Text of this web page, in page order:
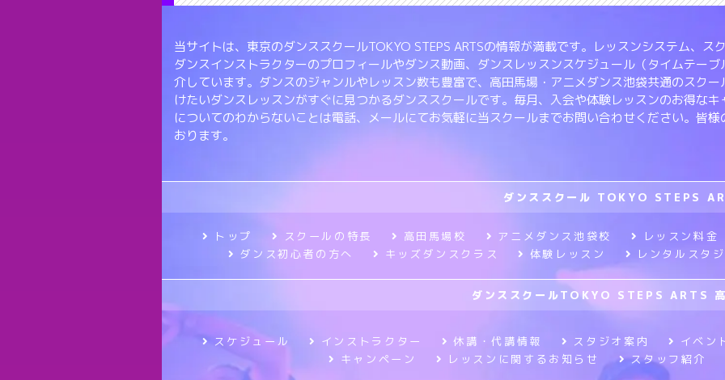
当サイトは、東京のダンススクールTOKYO STEPS ARTSの情報が満載です。レッスンシステム、
ダンスインストラクターのプロフィールやダンス動画、ダンスレッスンスケジュール（タイムテー
介しています。ダンスのジャンルやレッスン数も豊富で、高田馬場・アニメダンス池袋共通のスク
けたいダンスレッスンがすぐに見つかるダンススクールです。毎月、入会や体験レッスンのお得な
についてのわからないことは電話、メールにてお気軽に当スクールまでお問い合わせください。皆
おります。
ダンススクール TOKYO STEPS
トップ スクールの特長 高田馬場校 アニメダンス池袋校
レッスン料金
ダンス初心者の方へ
キッズダンスクラス 体験レッスン レンタルスタ
ダンススクールTOKYO STEPS ARTS
スケジュール インストラクター 休講・代講情報 スタジオ案内
イベン
キャンペーン
レッスンに関するお知らせ スタッフ紹介